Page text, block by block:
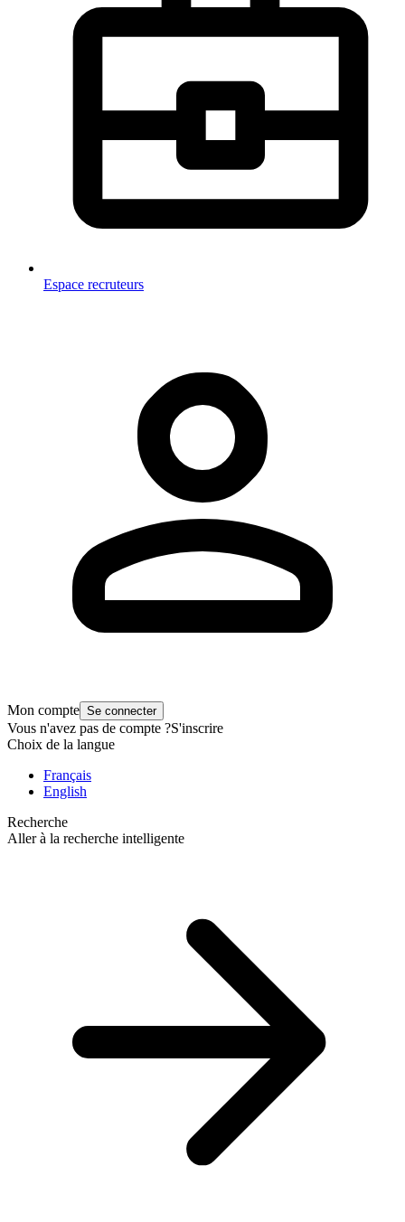
Espace recruteurs
Mon compte Se connecter
Vous n'avez pas de compte ?S'inscrire
Choix de la langue
Français
English
Recherche
Aller à la recherche intelligente